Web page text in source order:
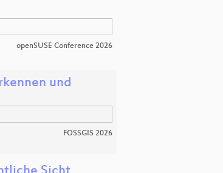
openSUSE Conference 2026
und
FOSSGIS 2026